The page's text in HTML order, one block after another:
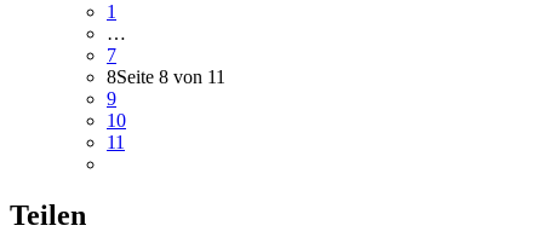
1
…
7
8Seite 8 von 11
9
10
11
Teilen